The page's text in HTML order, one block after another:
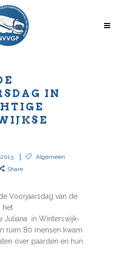
IN
Algemeen
Share
Voorjaarsdag van de
het
Juliana in Winterswijk-
ruim 80 mensen kwam
over paarden en hun